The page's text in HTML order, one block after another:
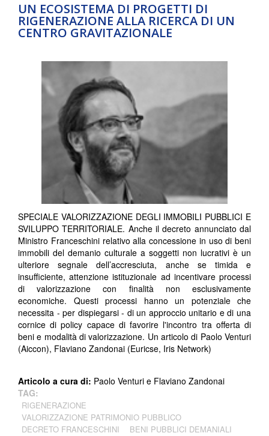
UN ECOSISTEMA DI PROGETTI DI
RIGENERAZIONE ALLA RICERCA DI UN
CENTRO GRAVITAZIONALE
SPECIALE VALORIZZAZIONE DEGLI IMMOBILI PUBBLICI E
SVILUPPO TERRITORIALE. Anche il decreto annunciato dal
Ministro Franceschini relativo alla concessione in uso di beni
immobili del demanio culturale a soggetti non lucrativi è un
ulteriore segnale dell’accresciuta, anche se timida e
insufficiente, attenzione istituzionale ad incentivare processi
di valorizzazione con finalità non esclusivamente
economiche. Questi processi hanno un potenziale che
necessita - per dispiegarsi - di un approccio unitario e di una
cornice di policy capace di favorire l'incontro tra offerta di
beni e modalità di valorizzazione. Un articolo di Paolo Venturi
(Aiccon), Flaviano Zandonai (Euricse, Iris Network)
Articolo a cura di: Paolo Venturi e Flaviano Zandonai
TAG:
RIGENERAZIONE
VALORIZZAZIONE PATRIMONIO PUBBLICO
DECRETO FRANCESCHINI
BENI PUBBLICI DEMANIALI